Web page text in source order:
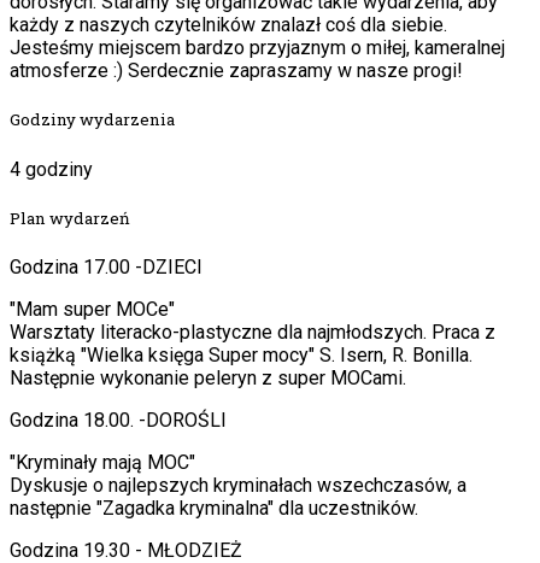
każdy z naszych czytelników znalazł coś dla siebie.
Jesteśmy miejscem bardzo przyjaznym o miłej, kameralnej
atmosferze :) Serdecznie zapraszamy w nasze progi!
Godziny wydarzenia
4 godziny
Plan wydarzeń
Godzina 17.00 -DZIECI
"Mam super MOCe"
Warsztaty literacko-plastyczne dla najmłodszych. Praca z
książką "Wielka księga Super mocy" S. Isern, R. Bonilla.
Następnie wykonanie peleryn z super MOCami.
Godzina 18.00. -DOROŚLI
"Kryminały mają MOC"
Dyskusje o najlepszych kryminałach wszechczasów, a
następnie "Zagadka kryminalna" dla uczestników.
Godzina 19.30 - MŁODZIEŻ